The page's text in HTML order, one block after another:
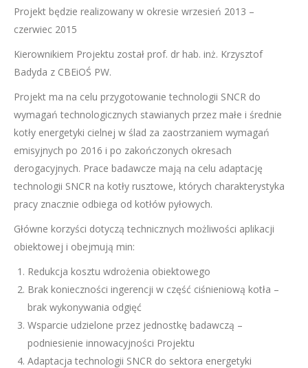
Projekt będzie realizowany w okresie wrzesień 2013 –
czerwiec 2015
Kierownikiem Projektu został prof. dr hab. inż. Krzysztof
Badyda z CBEiOŚ PW.
Projekt ma na celu przygotowanie technologii SNCR do
wymagań technologicznych stawianych przez małe i średnie
kotły energetyki cielnej w ślad za zaostrzaniem wymagań
emisyjnych po 2016 i po zakończonych okresach
derogacyjnych. Prace badawcze mają na celu adaptację
technologii SNCR na kotły rusztowe, których charakterystyka
pracy znacznie odbiega od kotłów pyłowych.
Główne korzyści dotyczą technicznych możliwości aplikacji
obiektowej i obejmują min:
Redukcja kosztu wdrożenia obiektowego
Brak konieczności ingerencji w część ciśnieniową kotła –
brak wykonywania odgięć
Wsparcie udzielone przez jednostkę badawczą –
podniesienie innowacyjności Projektu
Adaptacja technologii SNCR do sektora energetyki